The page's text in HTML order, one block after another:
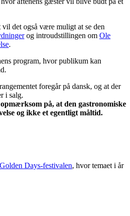
vil det også være muligt at se den
og introudstillingen om Ole
.
program, hvor publikum kan
foregår på dansk, og at der
i salg.
på, at den gastronomiske
og ikke et egentligt måltid.
Golden Days-festivalen, hvor temaet i år